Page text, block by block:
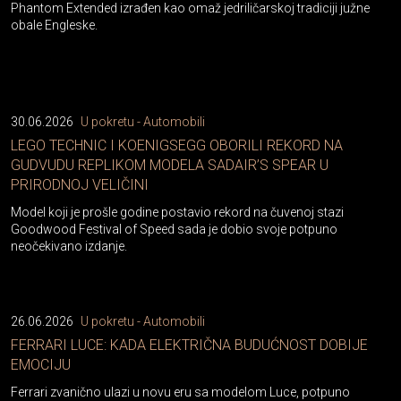
Phantom Extended izrađen kao omaž jedriličarskoj tradiciji južne
obale Engleske.
30.06.2026 U pokretu - Automobili
LEGO TECHNIC I KOENIGSEGG OBORILI REKORD NA
GUDVUDU REPLIKOM MODELA SADAIR’S SPEAR U
PRIRODNOJ VELIČINI
Model koji je prošle godine postavio rekord na čuvenoj stazi
Goodwood Festival of Speed sada je dobio svoje potpuno
neočekivano izdanje.
26.06.2026 U pokretu - Automobili
FERRARI LUCE: KADA ELEKTRIČNA BUDUĆNOST DOBIJE
EMOCIJU
Ferrari zvanično ulazi u novu eru sa modelom Luce, potpuno